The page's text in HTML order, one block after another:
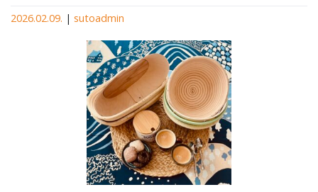
2026.02.09. | sutoadmin